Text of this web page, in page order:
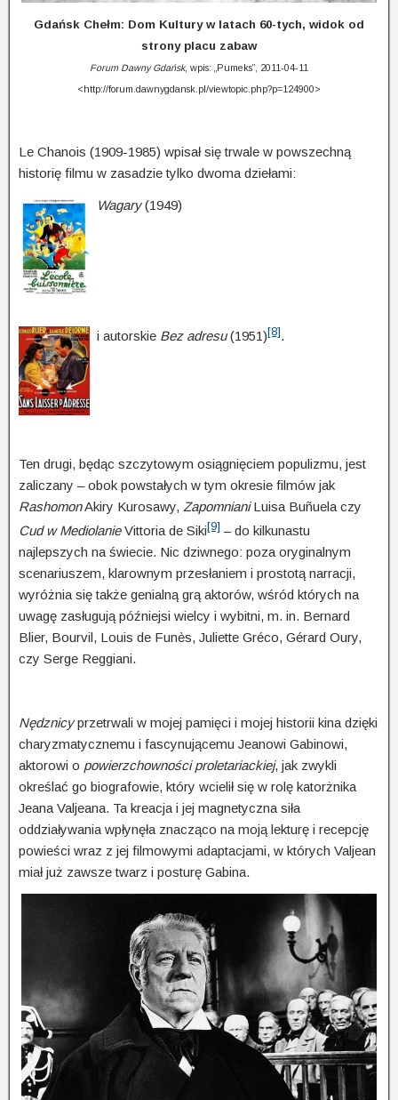
Gdańsk Chełm: Dom Kultury w latach 60-tych, widok od
strony placu zabaw
Forum Dawny Gdańsk, wpis: „Pumeks”, 2011-04-11
<http://forum.dawnygdansk.pl/viewtopic.php?p=124900>
Le Chanois (1909-1985) wpisał się trwale w powszechną
historię filmu w zasadzie tylko dwoma dziełami:
Wagary(1949)
i autorskie Bez adresu(1951) [8] .
Ten drugi, będąc szczytowym osiągnięciem populizmu, jest
zaliczany – obok powstałych w tym okresie filmów jak
RashomonAkiry Kurosawy, ZapomnianiLuisa Buñuela czy
Cud w MediolanieVittoria de Siki [9] – do kilkunastu
najlepszych na świecie. Nic dziwnego: poza oryginalnym
scenariuszem, klarownym przesłaniem i prostotą narracji,
wyróżnia się także genialną grą aktorów, wśród których na
uwagę zasłu­gują późniejsi wielcy i wybitni, m. in. Bernard
Blier, Bourvil, Louis de Funès, Juliette Gréco, Gérard Oury,
czy Serge Reggiani.
Nędznicyprzetrwali w mojej pamięci i mojej historii kina dzięki
charyzmatycznemu i fascynującemu Jeanowi Gabinowi,
aktorowi o powierz­chow­ności proletariackiej, jak zwykli
określać go biografowie, który wcielił się w rolę katorżnika
Jeana Valjeana. Ta kreacja i jej magnetyczna siła
oddziaływania wpłynęła znacząco na moją lekturę i recepcję
powieści wraz z jej filmowymi adaptacjami, w których Valjean
miał już zawsze twarz i posturę Gabina.